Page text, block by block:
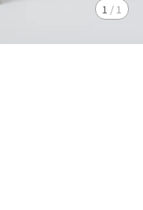
1 / 1